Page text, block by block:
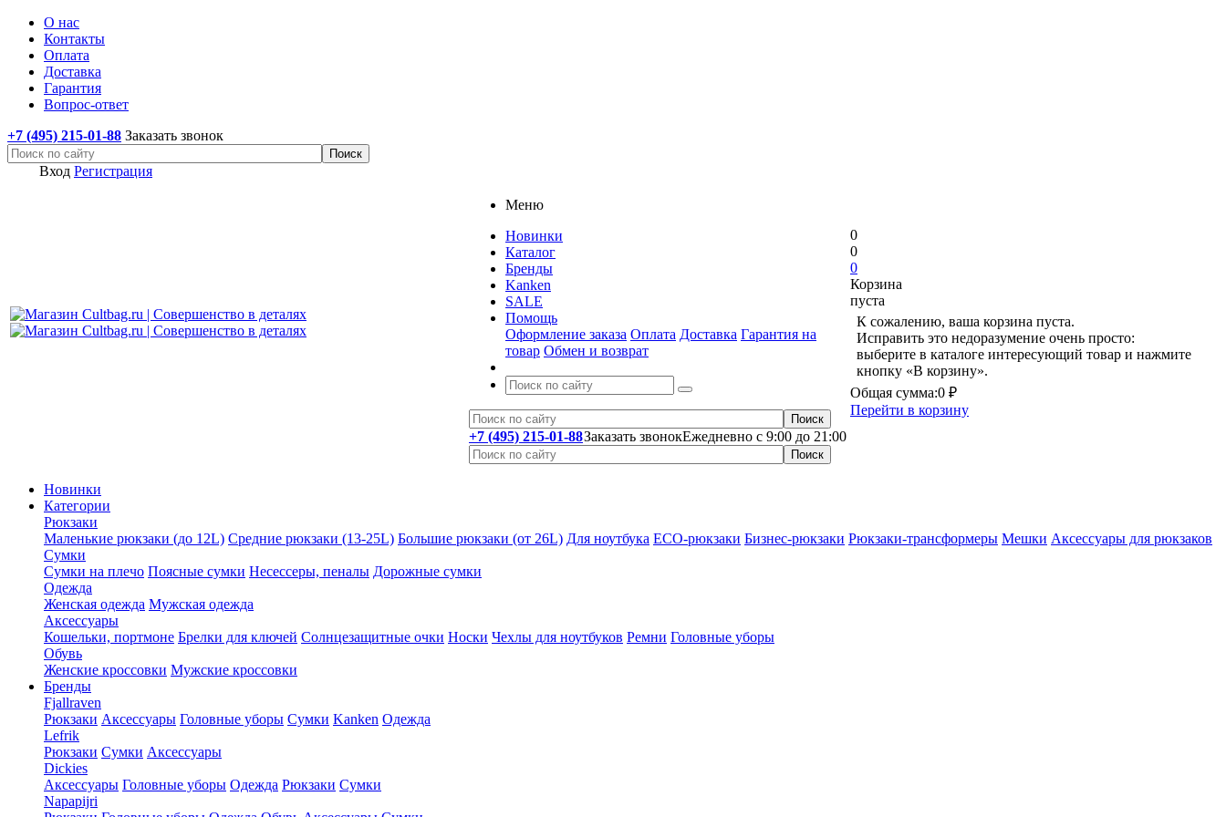
О нас
Контакты
Оплата
Доставка
Гарантия
Вопрос-ответ
+7 (495) 215-01-88 Заказать звонок
Вход Регистрация
Меню
Новинки
Каталог
Бренды
Kanken
SALE
Помощь
Оформление заказа Оплата Доставка Гарантия на
товар Обмен и возврат
Ежедневно с 9:00 до 21:00
+7 (495) 215-01-88Заказать звонок
0
0
0
Корзина
пуста
К сожалению, ваша корзина пуста.
Исправить это недоразумение очень просто:
выберите в каталоге интересующий товар и нажмите
кнопку «В корзину».
Общая сумма:0 ₽
Перейти в корзину
Новинки
Категории
Рюкзаки
Маленькие рюкзаки (до 12L) Средние рюкзаки (13-25L) Большие рюкзаки (от 26L) Для ноутбука ECO-рюкзаки Бизнес-рюкзаки Рюкзаки-трансформеры Мешки Аксессуары для рюкзаков
Сумки
Сумки на плечо Поясные сумки Несессеры, пеналы Дорожные сумки
Одежда
Женская одежда Мужская одежда
Аксессуары
Кошельки, портмоне Брелки для ключей Солнцезащитные очки Носки Чехлы для ноутбуков Ремни Головные уборы
Обувь
Женские кроссовки Мужские кроссовки
Бренды
Fjallraven
Рюкзаки Аксессуары Головные уборы Сумки Kanken Одежда
Lefrik
Рюкзаки Сумки Аксессуары
Dickies
Аксессуары Головные уборы Одежда Рюкзаки Сумки
Napapijri